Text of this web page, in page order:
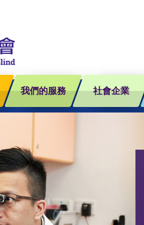
我們的服務 社會企業